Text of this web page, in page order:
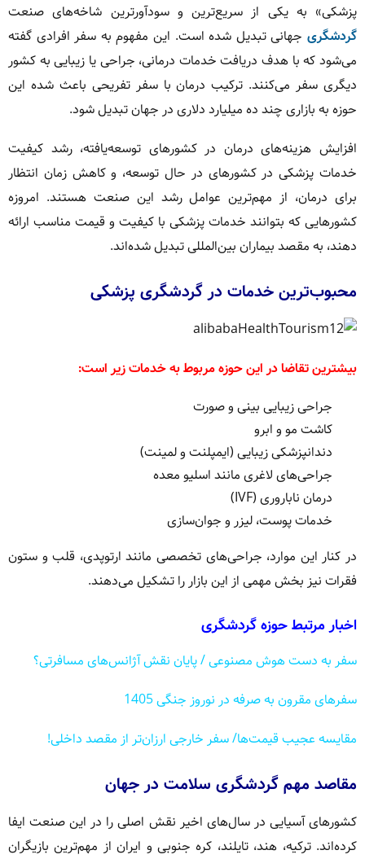
پزشکی» به یکی از سریع‌ترین و سودآورترین شاخه‌های صنعت
گردشگری جهانی تبدیل شده است. این مفهوم به سفر افرادی گفته
می‌شود که با هدف دریافت خدمات درمانی، جراحی یا زیبایی به کشور
دیگری سفر می‌کنند. ترکیب درمان با سفر تفریحی باعث شده این
حوزه به بازاری چند ده میلیارد دلاری در جهان تبدیل شود.
افزایش هزینه‌های درمان در کشورهای توسعه‌یافته، رشد کیفیت
خدمات پزشکی در کشورهای در حال توسعه، و کاهش زمان انتظار
برای درمان، از مهم‌ترین عوامل رشد این صنعت هستند. امروزه
کشورهایی که بتوانند خدمات پزشکی با کیفیت و قیمت مناسب ارائه
دهند، به مقصد بیماران بین‌المللی تبدیل شده‌اند.
محبوب‌ترین خدمات در گردشگری پزشکی
بیشترین تقاضا در این حوزه مربوط به خدمات زیر است:
جراحی زیبایی بینی و صورت
کاشت مو و ابرو
دندانپزشکی زیبایی (ایمپلنت و لمینت)
جراحی‌های لاغری مانند اسلیو معده
درمان ناباروری (IVF)
خدمات پوست، لیزر و جوان‌سازی
در کنار این موارد، جراحی‌های تخصصی مانند ارتوپدی، قلب و ستون
فقرات نیز بخش مهمی از این بازار را تشکیل می‌دهند.
اخبار مرتبط حوزه گردشگری
سفر به دست هوش مصنوعی / پایان نقش آژانس‌های مسافرتی؟
سفرهای مقرون به صرفه در نوروز جنگی 1405
مقایسه عجیب قیمت‌ها/ سفر خارجی ارزان‌تر از مقصد داخلی!
مقاصد مهم گردشگری سلامت در جهان
کشورهای آسیایی در سال‌های اخیر نقش اصلی را در این صنعت ایفا
کرده‌اند. ترکیه، هند، تایلند، کره جنوبی و ایران از مهم‌ترین بازیگران